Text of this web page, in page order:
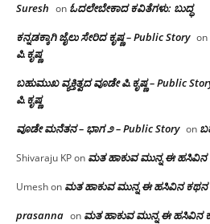
Suresh on ಓದಲೇಬೇಕಾದ‌ ಕವಿತೆಗಳು: ಬುದ್ಧ
ಕನ್ನಡಕ್ಕಾಗಿ ಜೈಲು ಸೇರಿದ ಕೃಷ್ಣ – Public Story on
ಪಿ.ಕೃಷ್ಣ
ಬಹುಮುಖ ವ್ಯಕ್ತಿತ್ವದ ವೂಡೇ ಪಿ.ಕೃಷ್ಣ – Public
ಪಿ.ಕೃಷ್ಣ
ವೂಡೇ ಮನೆತನ – ಭಾಗ ೨ – Public Story on
Shivaraju KPon ಮತ ಹಾಕುವ ಮುನ್ನ ಈ
Umeshon ಮತ ಹಾಕುವ ಮುನ್ನ ಈ ಹಸಿವಿನ
prasanna on ಮತ ಹಾಕುವ ಮುನ್ನ ಈ ಹಸಿವಿನ